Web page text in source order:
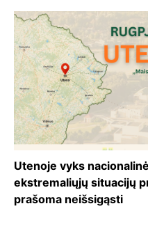
Utenoje vyks
ekstremaliųjų situacijų
prašoma neišsigąsti